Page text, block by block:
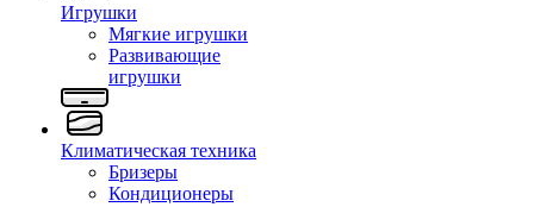
Игрушки
Мягкие игрушки
Развивающие
игрушки
Климатическая техника
Бризеры
Кондиционеры